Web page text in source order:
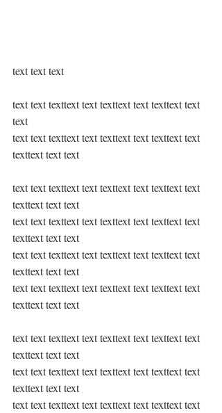
text text text
text text texttext text texttext text texttext text
text
text text texttext text texttext text texttext text
texttext text text
text text texttext text texttext text texttext text
texttext text text
text text texttext text texttext text texttext text
texttext text text
text text texttext text texttext text texttext text
texttext text text
text text texttext text texttext text texttext text
texttext text text
text text texttext text texttext text texttext text
texttext text text
text text texttext text texttext text texttext text
texttext text text
text text texttext text texttext text texttext text